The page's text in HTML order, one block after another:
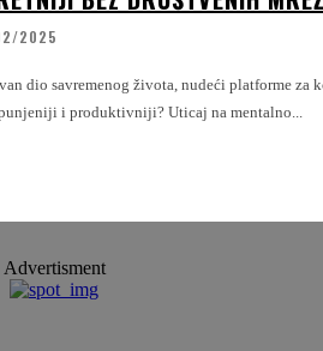
2025
dio savremenog života, nudeći platforme
i produktivniji? Uticaj na mentalno...
Advertisment